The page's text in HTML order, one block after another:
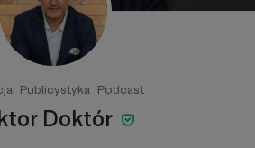
Publicystyka Podcast
Doktór